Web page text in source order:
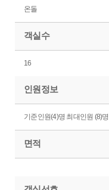
온돌
객실수
16
인원정보
기준인원(4)명 최대인원 (8)명
면적